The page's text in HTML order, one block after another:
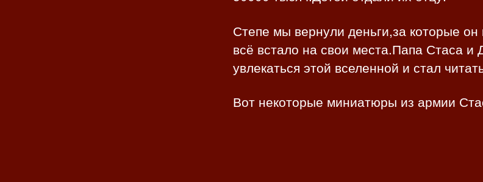
Степе мы вернули деньги,за которые он
всё встало на свои места.Папа Стаса
увлекаться этой вселенной и стал
Вот некоторые миниатюры из армии